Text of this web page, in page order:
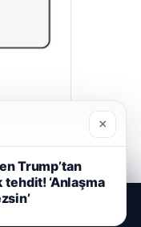
×
Trump’tan
tehdit! ‘Anlaşma